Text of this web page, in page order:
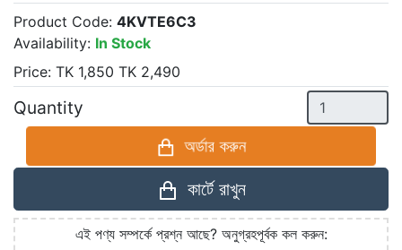
Product Code: 4KVTE6C3
Availability: In Stock
Price: TK 1,850 TK 2,490
Quantity
অর্ডার করুন
কার্টে রাখুন
এই পণ্য সম্পর্কে প্রশ্ন আছে? অনুগ্রহপূর্বক কল করুন: